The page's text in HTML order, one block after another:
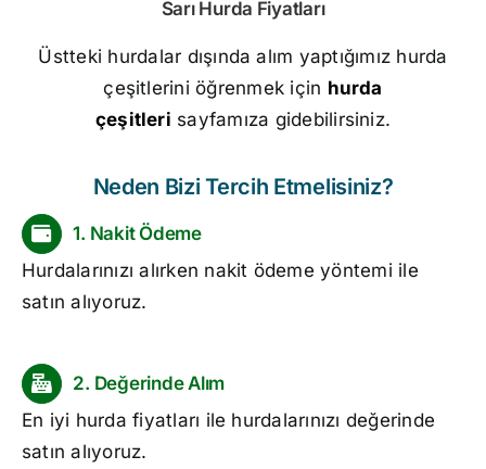
Sarı Hurda Fiyatları
Üstteki hurdalar dışında alım yaptığımız hurda
çeşitlerini öğrenmek için hurda
çeşitleri sayfamıza gidebilirsiniz.
Neden Bizi Tercih Etmelisiniz?
1. Nakit Ödeme
Hurdalarınızı alırken nakit ödeme yöntemi ile
satın alıyoruz.
2. Değerinde Alım
En iyi hurda fiyatları ile hurdalarınızı değerinde
satın alıyoruz.